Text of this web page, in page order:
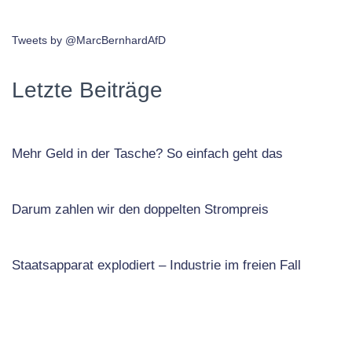
Tweets by @MarcBernhardAfD
Letzte Beiträge
Mehr Geld in der Tasche? So einfach geht das
Darum zahlen wir den doppelten Strompreis
Staatsapparat explodiert – Industrie im freien Fall